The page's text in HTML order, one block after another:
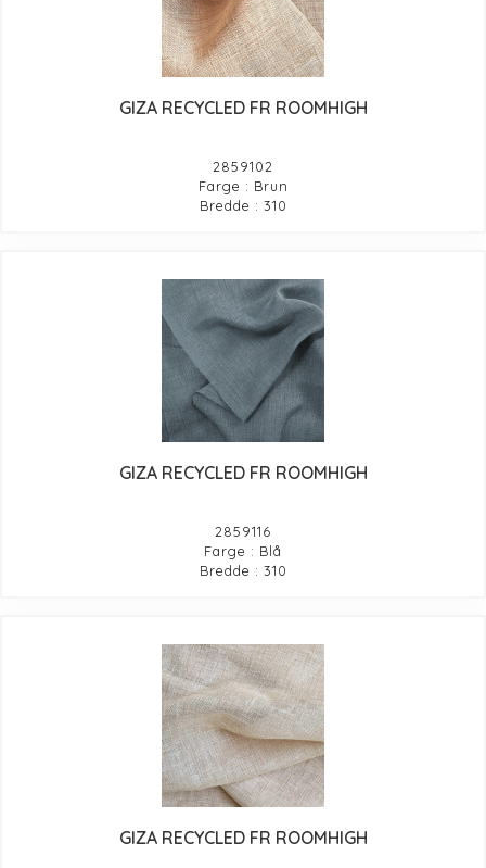
GIZA RECYCLED FR ROOMHIGH
2859102
Farge : Brun
Bredde : 310
GIZA RECYCLED FR ROOMHIGH
2859116
Farge : Blå
Bredde : 310
GIZA RECYCLED FR ROOMHIGH